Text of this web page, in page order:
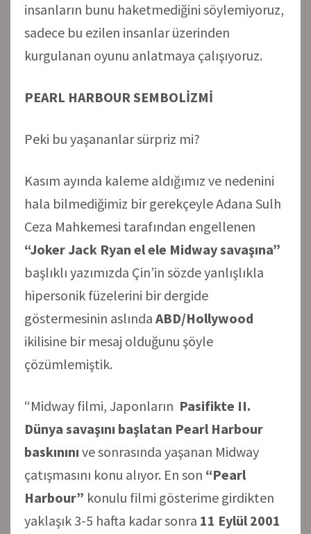
insanların bunu haketmediğini söylemiyoruz,
sadece bu ezilen insanlar üzerinden
kurgulanan oyunu anlatmaya çalışıyoruz.
PEARL HARBOUR SEMBOLİZMİ
Peki bu yaşananlar sürpriz mi?
Kasım ayında kaleme aldığımız ve nedenini
hala bilmediğimiz bir gerekçeyle Adana Sulh
Ceza Mahkemesi tarafından engellenen
“Joker Jack Ryan el ele Midway savaşına”
başlıklı yazımızda Çin’in sözde yanlışlıkla
hipersonik füzelerini bir dergide
göstermesinin aslında ABD/Hollywood
ikilisine bir mesaj olduğunu şöyle
çözümlemiştik.
“Midway filmi, Japonların Pasifikte II.
Dünya savaşını başlatan Pearl Harbour
baskınını ve sonrasında yaşanan Midway
çatışmasını konu alıyor. En son “Pearl
Harbour” konulu filmi gösterime girdikten
yaklaşık 3-5 hafta kadar sonra 11 Eylül 2001